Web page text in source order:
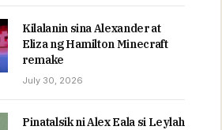
Kilalanin sina Alexander at
Eliza ng Hamilton Minecraft
remake
July 30, 2026
Pinatalsik ni Alex Eala si Leylah